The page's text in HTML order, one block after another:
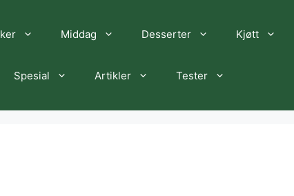
Middag Desserter Kjøtt
Spesial Artikler Tester